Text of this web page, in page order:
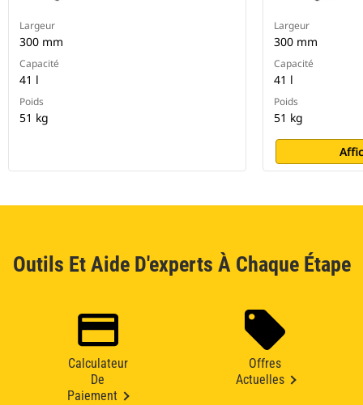
Largeur
300 mm
Capacité
41 l
Poids
51 kg
Largeur
300 mm
Capacité
41 l
Poids
51 kg
Outils Et Aide D'experts À Chaque Étape
Calculateur
De
Paiement
Offres
Actuelles